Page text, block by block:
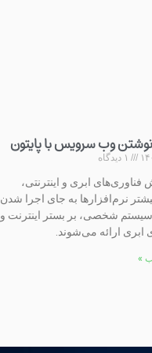
وب سرویس با پایتون
فناوری‌های ابری و اینترنتی،
نرم‌افزارها به جای اجرا شدن
شخصی، بر بستر اینترنت و
ابری ارائه می‌شوند.
»